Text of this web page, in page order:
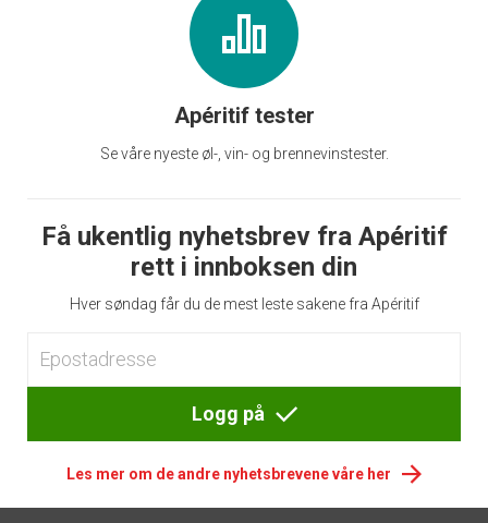
Apéritif tester
Se våre nyeste øl-, vin- og brennevinstester.
Få ukentlig nyhetsbrev fra Apéritif
rett i innboksen din
Hver søndag får du de mest leste sakene fra Apéritif
Logg på
Les mer om de andre nyhetsbrevene våre her